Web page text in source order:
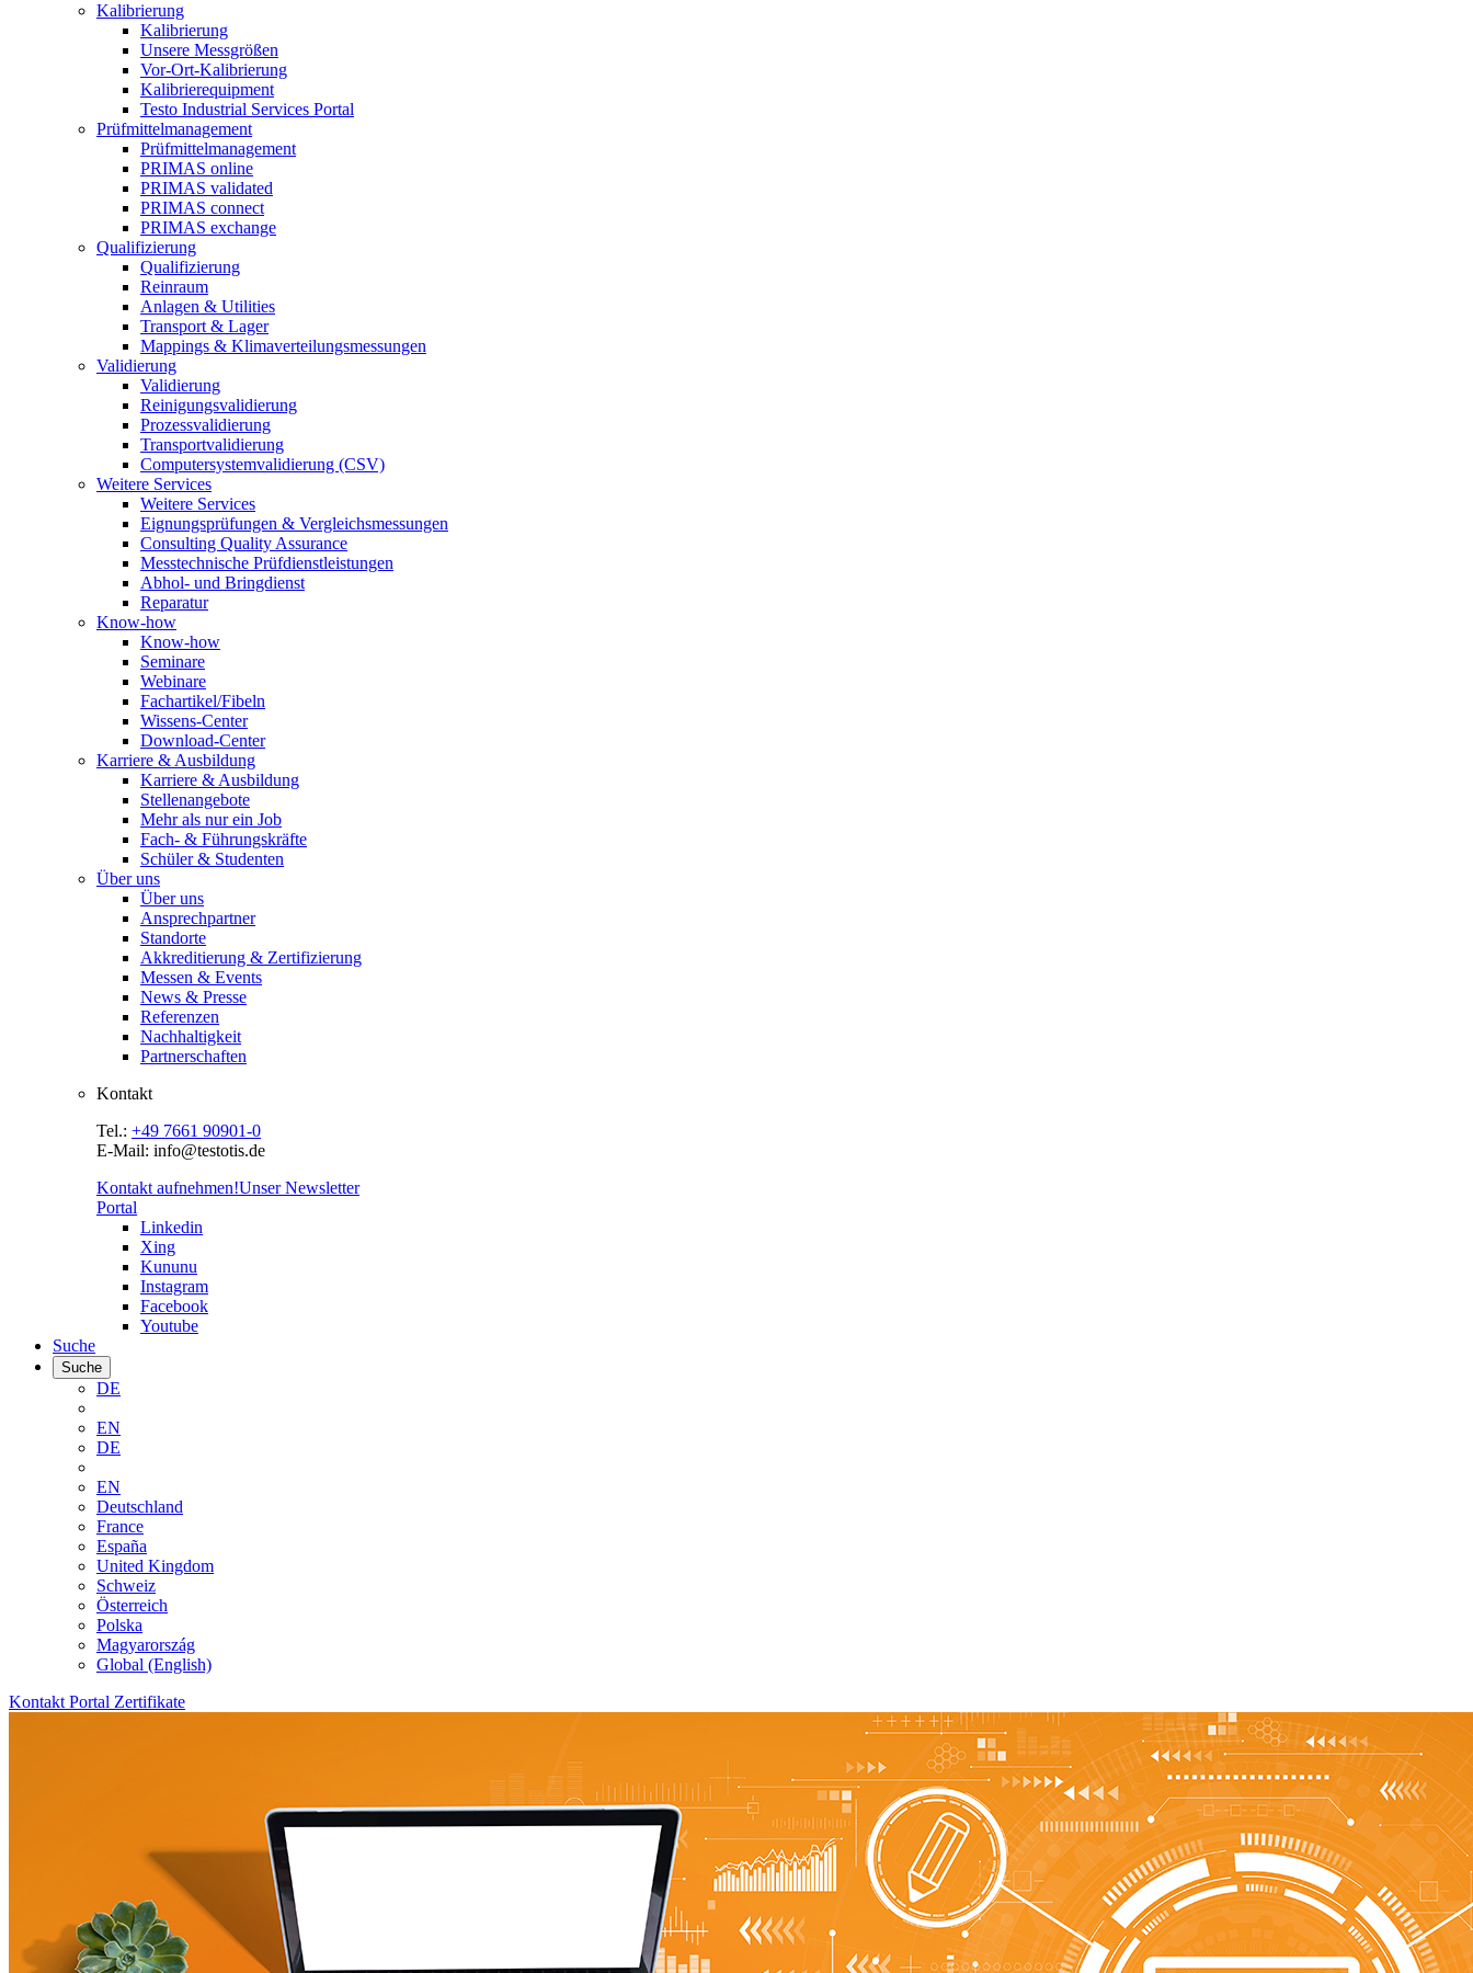
Kalibrierung
Kalibrierung
Unsere Messgrößen
Vor-Ort-Kalibrierung
Kalibrierequipment
Testo Industrial Services Portal
Prüfmittelmanagement
Prüfmittelmanagement
PRIMAS online
PRIMAS validated
PRIMAS connect
PRIMAS exchange
Qualifizierung
Qualifizierung
Reinraum
Anlagen & Utilities
Transport & Lager
Mappings & Klimaverteilungsmessungen
Validierung
Validierung
Reinigungsvalidierung
Prozessvalidierung
Transportvalidierung
Computersystemvalidierung (CSV)
Weitere Services
Weitere Services
Eignungsprüfungen & Vergleichsmessungen
Consulting Quality Assurance
Messtechnische Prüfdienstleistungen
Abhol- und Bringdienst
Reparatur
Know-how
Know-how
Seminare
Webinare
Fachartikel/Fibeln
Wissens-Center
Download-Center
Karriere & Ausbildung
Karriere & Ausbildung
Stellenangebote
Mehr als nur ein Job
Fach- & Führungskräfte
Schüler & Studenten
Über uns
Über uns
Ansprechpartner
Standorte
Akkreditierung & Zertifizierung
Messen & Events
News & Presse
Referenzen
Nachhaltigkeit
Partnerschaften
Kontakt
Tel.: +49 7661 90901-0
E-Mail: info@testotis.de
Kontakt aufnehmen!Unser Newsletter
Portal
Linkedin
Xing
Kununu
Instagram
Facebook
Youtube
Suche
Suche
DE
EN
DE
EN
Deutschland
France
España
United Kingdom
Schweiz
Österreich
Polska
Magyarország
Global (English)
Kontakt Portal Zertifikate